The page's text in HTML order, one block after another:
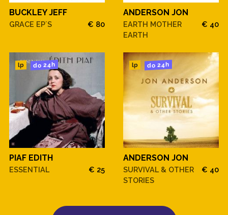
BUCKLEY JEFF
GRACE EP´S € 80
ANDERSON JON
EARTH MOTHER
EARTH
€ 40
lp do 24h
PIAF EDITH
ESSENTIAL € 25
lp do 24h
ANDERSON JON
SURVIVAL & OTHER
STORIES
€ 40